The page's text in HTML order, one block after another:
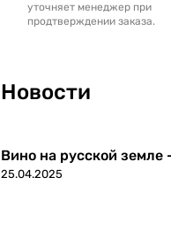
уточняет менеджер при
продтверждении заказа.
Новости
Вино на русской земле
25.04.2025